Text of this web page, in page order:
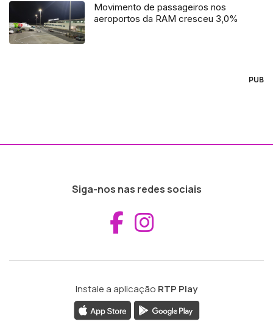
Movimento de passageiros nos
aeroportos da RAM cresceu 3,0%
PUB
Siga-nos nas redes sociais
Aceder ao
Instale a aplicação RTP Play